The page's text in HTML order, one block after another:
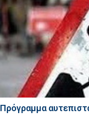
Πρόγραμμα